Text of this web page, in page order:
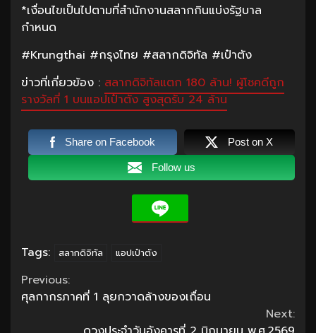
*เงื่อนไขเป็นไปตามที่สำนักงานสลากกินแบ่งรัฐบาล
กำหนด
#Krungthai #กรุงไทย #สลากดิจิทัล #เป๋าตัง
ข่าวที่เกี่ยวข้อง : สลากดิจิทัลแตก 180 ล้าน! ผู้โชคดีถูก
รางวัลที่ 1 บนแอปเป๋าตัง สูงสุดรับ 24 ล้าน
Share on Facebook Post on X
Follow us
Tags: สลากดิจิทัล แอปเป๋าตัง
Continue
Reading
Previous:
ศุลกากรภาคที่ 1 ลุยกวาดล้างของเถื่อน
Next: